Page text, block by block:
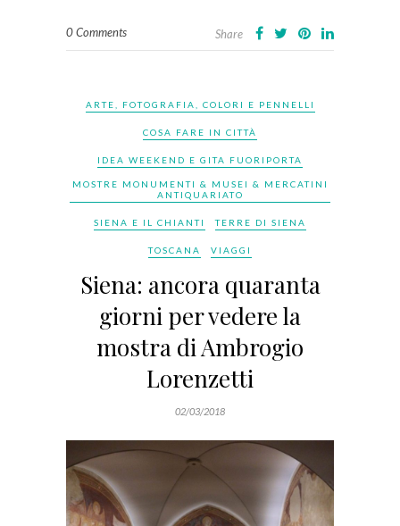
0 Comments Share
ARTE, FOTOGRAFIA, COLORI E PENNELLI
COSA FARE IN CITTÀ
IDEA WEEKEND E GITA FUORIPORTA
MOSTRE MONUMENTI & MUSEI & MERCATINI
ANTIQUARIATO
SIENA E IL CHIANTI TERRE DI SIENA
TOSCANA VIAGGI
Siena: ancora quaranta
giorni per vedere la
mostra di Ambrogio
Lorenzetti
02/03/2018